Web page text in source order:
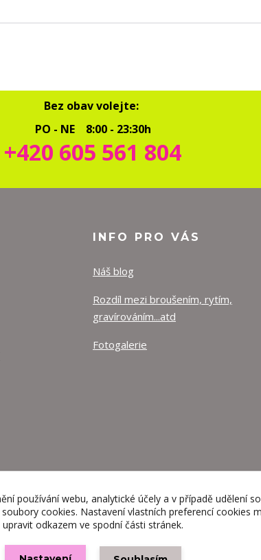
Bez obav volejte:
PO - NE 8:00 - 23:30h
+420 605 561 804
INFO PRO VÁS
Náš blog
Rozdíl mezi broušením, rytím,
gravírováním...atd
Fotogalerie
používání webu, analytické účely a v případě udělení
cookies. Nastavení vlastních preferencí cookies
upravit odkazem ve spodní části stránek.